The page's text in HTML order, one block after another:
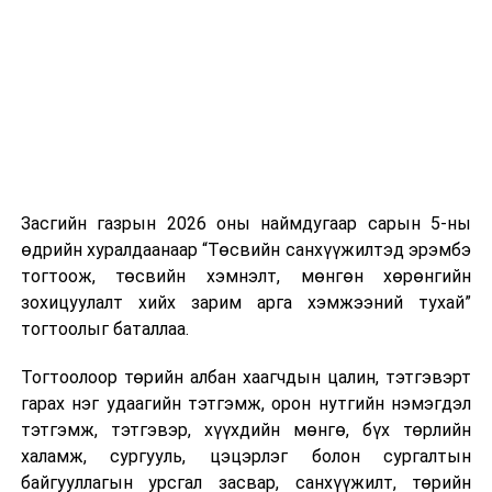
Шинэ хууль Францын зах зээлд үйлчилдэг гадаадын
дуудлагын төвүүдэд нөлөөлөхөөр байна. Тухайлбал,
Мароккогийн дуудлагын төвүүдийн орлогын 80 гаруй
хувь Францын зах зээлээс бүрддэг бөгөөд тус улсын
40–50 мянган ажлын байр эрсдэлд орж болзошгүйг
Засгийн газрын 2026 оны наймдугаар сарын 5-ны
өдрийн хуралдаанаар “Төсвийн санхүүжилтэд эрэмбэ
тогтоож, төсвийн хэмнэлт, мөнгөн хөрөнгийн
зохицуулалт хийх зарим арга хэмжээний тухай”
тогтоолыг баталлаа.
Тогтоолоор төрийн албан хаагчдын цалин, тэтгэвэрт
гарах нэг удаагийн тэтгэмж, орон нутгийн нэмэгдэл
тэтгэмж, тэтгэвэр, хүүхдийн мөнгө, бүх төрлийн
халамж, сургууль, цэцэрлэг болон сургалтын
байгууллагын урсгал засвар, санхүүжилт, төрийн